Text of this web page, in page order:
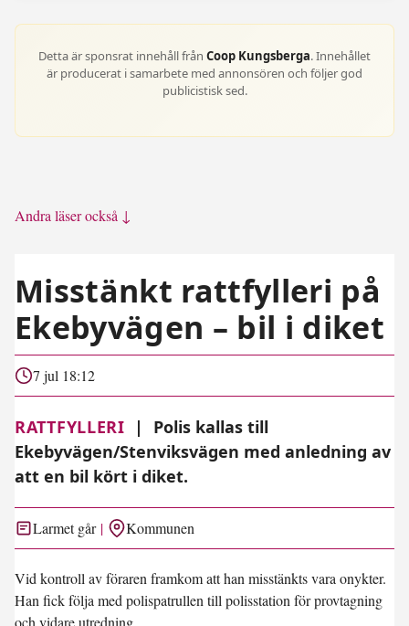
Detta är sponsrat innehåll från Coop Kungsberga. Innehållet
är producerat i samarbete med annonsören och följer god
publicistisk sed.
Andra läser också ↓
Misstänkt rattfylleri på
Ekebyvägen – bil i diket
7 jul 18:12
RATTFYLLERI |
Polis kallas till
Ekebyvägen/Stenviksvägen med anledning av
att en bil kört i diket.
Larmet går Kommunen
Vid kontroll av föraren framkom att han misstänkts vara onykter.
Han fick följa med polispatrullen till polisstation för provtagning
och vidare utredning.